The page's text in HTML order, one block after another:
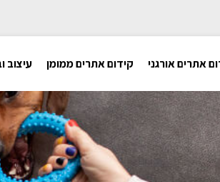
אתרים אורגני קידום אתרים ממומן עיצוב